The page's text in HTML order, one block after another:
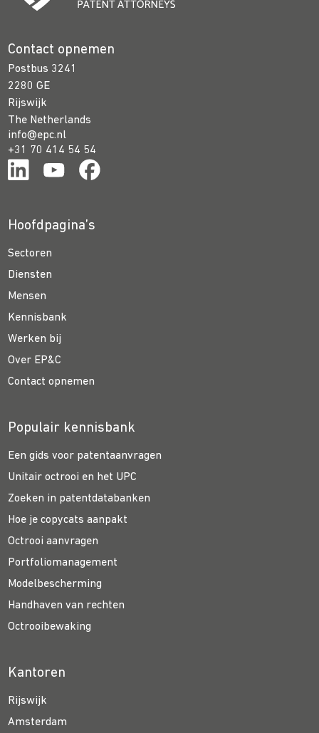
Contact opnemen
Postbus 3241
2280 GE
Rijswijk
The Netherlands
info@epc.nl
+31 70 414 54 54
Hoofdpagina’s
Sectoren
Diensten
Mensen
Kennisbank
Werken bij
Over EP&C
Contact opnemen
Populair kennisbank
Een gids voor patentaanvragen
Unitair octrooi en het UPC
Zoeken in patentdatabanken
Hoe je copycats aanpakt
Octrooi aanvragen
Portfoliomanagement
Modelbescherming
Handhaven van rechten
Octrooibewaking
Kantoren
Rijswijk
Amsterdam